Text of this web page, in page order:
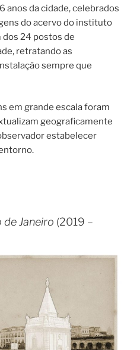
anos da cidade, celebrados
do acervo do instituto
dos 24 postos de
retratando as
sempre que
em grande escala foram
geograficamente
estabelecer
de Janeiro (2019 –